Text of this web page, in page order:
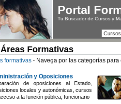
Portal
Tu Buscador de Cursos y
Formativas
formativas - Navega por las categorías
y Oposiciones
de oposiciones al Estado,
locales y autonómicas, cursos
a la función pública, funcionario